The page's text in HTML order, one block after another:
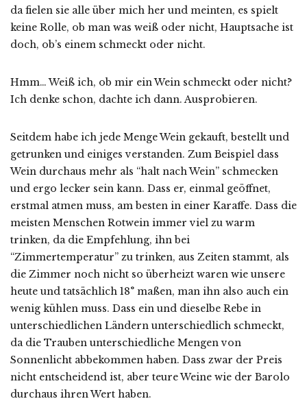
da fielen sie alle über mich her und meinten, es spielt
keine Rolle, ob man was weiß oder nicht, Hauptsache ist
doch, ob’s einem schmeckt oder nicht.
Hmm… Weiß ich, ob mir ein Wein schmeckt oder nicht?
Ich denke schon, dachte ich dann. Ausprobieren.
Seitdem habe ich jede Menge Wein gekauft, bestellt und
getrunken und einiges verstanden. Zum Beispiel dass
Wein durchaus mehr als “halt nach Wein” schmecken
und ergo lecker sein kann. Dass er, einmal geöffnet,
erstmal atmen muss, am besten in einer Karaffe. Dass die
meisten Menschen Rotwein immer viel zu warm
trinken, da die Empfehlung, ihn bei
“Zimmertemperatur” zu trinken, aus Zeiten stammt, als
die Zimmer noch nicht so überheizt waren wie unsere
heute und tatsächlich 18° maßen, man ihn also auch ein
wenig kühlen muss. Dass ein und dieselbe Rebe in
unterschiedlichen Ländern unterschiedlich schmeckt,
da die Trauben unterschiedliche Mengen von
Sonnenlicht abbekommen haben. Dass zwar der Preis
nicht entscheidend ist, aber teure Weine wie der Barolo
durchaus ihren Wert haben.